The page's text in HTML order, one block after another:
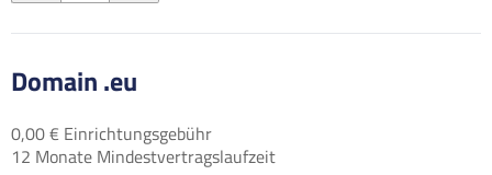
Domain .eu
0,00 € Einrichtungsgebühr
12 Monate Mindestvertragslaufzeit